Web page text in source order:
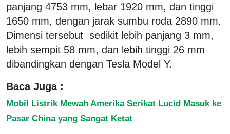
panjang 4753 mm, lebar 1920 mm, dan tinggi
1650 mm, dengan jarak sumbu roda 2890 mm.
Dimensi tersebut sedikit lebih panjang 3 mm,
lebih sempit 58 mm, dan lebih tinggi 26 mm
dibandingkan dengan Tesla Model Y.
Baca Juga :
Mobil Listrik Mewah Amerika Serikat Lucid Masuk ke
Pasar China yang Sangat Ketat